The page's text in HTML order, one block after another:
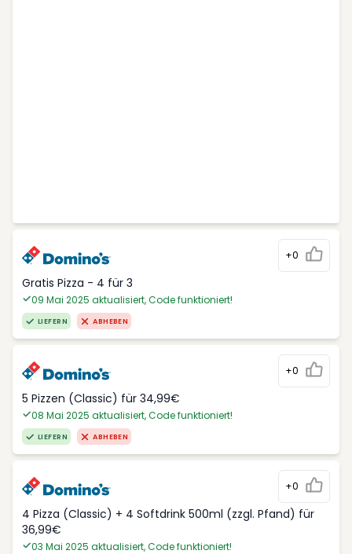
+0
Gratis Pizza - 4 für 3
09 Mai 2025 aktualisiert, Code funktioniert!
LIEFERN ABHEBEN
+0
5 Pizzen (Classic) für 34,99€
08 Mai 2025 aktualisiert, Code funktioniert!
LIEFERN ABHEBEN
+0
4 Pizza (Classic) + 4 Softdrink 500ml (zzgl. Pfand) für
36,99€
03 Mai 2025 aktualisiert, Code funktioniert!